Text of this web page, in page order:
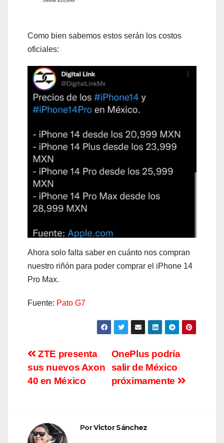
Como bien sabemos estos serán los costos
oficiales:
Ahora solo falta saber en cuánto nos compran
nuestro riñón para poder comprar el iPhone 14
Pro Max.
Fuente: Pato G7
Navegación
de
OnePlus podría
salir de México
próximamente
ZTE presenta
sus nuevos Axon
40 en México
PorVictor Sánchez